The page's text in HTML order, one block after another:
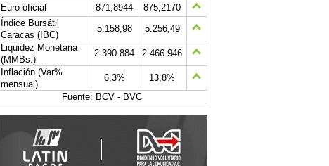
Euro oficial
871,8944
875,2170
Índice Bursátil
Caracas (IBC)
5.158,98
5.256,49
Liquidez Monetaria
(MMBs.)
2.390.884
2.466.946
Inflación (Var%
mensual)
6,3%
13,8%
Fuente: BCV - BVC